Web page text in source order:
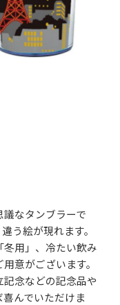
なタンブラーで
う絵が現れます。
用」、冷たい飲み
意がございます。
念などの記念品や
んでいただけま